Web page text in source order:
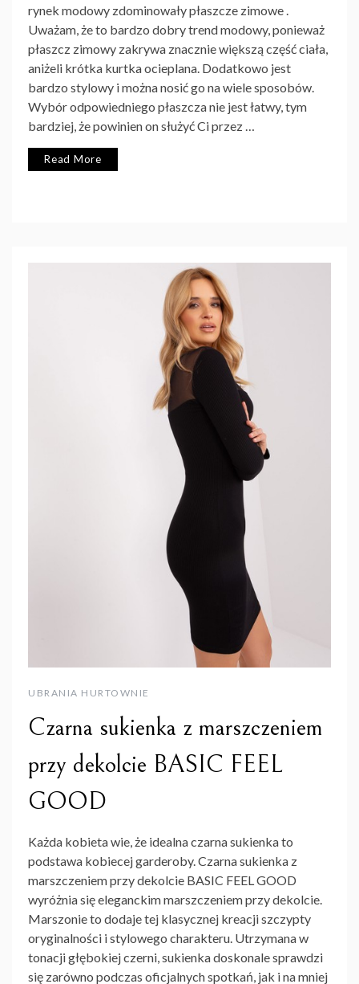
rynek modowy zdominowały płaszcze zimowe .
Uważam, że to bardzo dobry trend modowy, ponieważ
płaszcz zimowy zakrywa znacznie większą część ciała,
aniżeli krótka kurtka ocieplana. Dodatkowo jest
bardzo stylowy i można nosić go na wiele sposobów.
Wybór odpowiedniego płaszcza nie jest łatwy, tym
bardziej, że powinien on służyć Ci przez …
Read More
UBRANIA HURTOWNIE
Czarna sukienka z marszczeniem
przy dekolcie BASIC FEEL
GOOD
Każda kobieta wie, że idealna czarna sukienka to
podstawa kobiecej garderoby. Czarna sukienka z
marszczeniem przy dekolcie BASIC FEEL GOOD
wyróżnia się eleganckim marszczeniem przy dekolcie.
Marszonie to dodaje tej klasycznej kreacji szczypty
oryginalności i stylowego charakteru. Utrzymana w
tonacji głębokiej czerni, sukienka doskonale sprawdzi
się zarówno podczas oficjalnych spotkań, jak i na mniej